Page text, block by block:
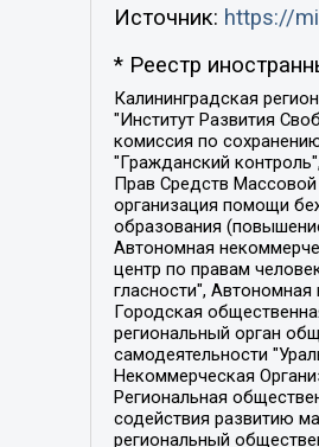
Источник: https://
* Реестр
Калининградская региональная общественная организация "Экозащита!-Женсовет", Фонд содействия защите прав и свобод граждан "Общественный вердикт", Фонд "Институт Развития Свободы Информации", Частное учреждение "Информационное агентство МЕМО. РУ", Региональная общественная организация "Общественная комиссия по сохранению наследия академика Сахарова", Фонд поддержки свободы прессы, Санкт-Петербургская общественная правозащитная организация "Гражданский контроль", Межрегиональная общественная организация "Информационно-просветительский центр "Мемориал", Региональный Фонд "Центр Защиты Прав Средств Массовой Информации", с 05.12.2023 Фонд "Центр Защиты Прав Средств массовой информации", Региональная общественная благотворительная организация помощи беженцам и мигрантам "Гражданское содействие", Негосударственное образовательное учреждение дополнительного профессионального образования (повышение квалификации) специалистов "АКАДЕМИЯ ПО ПРАВАМ ЧЕЛОВЕКА", Свердловская региональная общественная организация "Сутяжник", Автономная некоммерческая организация "Центр независимых социологических исследований", Союз общественных объединений "Российский исследовательский центр по правам человека", Региональное общественное учреждение научно-информационный центр "МЕМОРИАЛ", Некоммерческая организация "Фонд защиты гласности", Автономная некоммерческая организация "Институт прав человека", Городская